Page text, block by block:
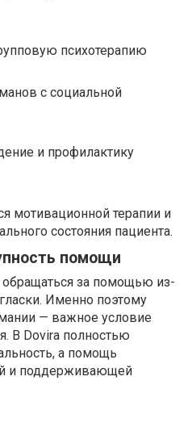
психотерапию
с социальной
и профилактику
мотивационной терапии и
состояния пациента.
помощи
за помощью из-
Именно поэтому
— важное условие
В Dovira полностью
а помощь
и поддерживающей